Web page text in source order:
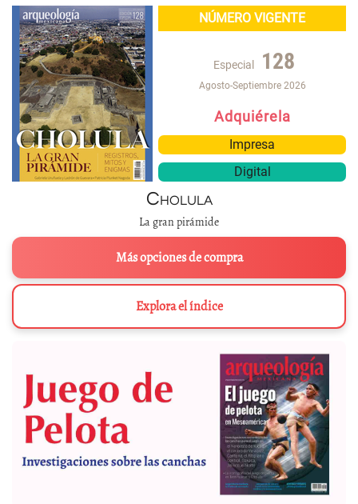
NÚMERO VIGENTE
Especial 128
Agosto-Septiembre 2026
Adquiérela
Impresa
Digital
Cholula
La gran pirámide
Más opciones de compra
Explora el índice